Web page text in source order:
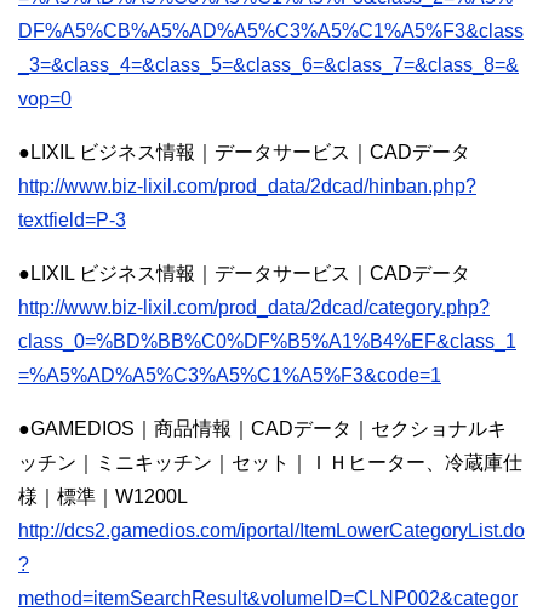
DF%A5%CB%A5%AD%A5%C3%A5%C1%A5%F3&class
_3=&class_4=&class_5=&class_6=&class_7=&class_8=&
vop=0
●LIXIL ビジネス情報｜データサービス｜CADデータ
http://www.biz-lixil.com/prod_data/2dcad/hinban.php?
textfield=P-3
●LIXIL ビジネス情報｜データサービス｜CADデータ
http://www.biz-lixil.com/prod_data/2dcad/category.php?
class_0=%BD%BB%C0%DF%B5%A1%B4%EF&class_1
=%A5%AD%A5%C3%A5%C1%A5%F3&code=1
●GAMEDIOS｜商品情報｜CADデータ｜セクショナルキ
ッチン｜ミニキッチン｜セット｜ＩＨヒーター、冷蔵庫仕
様｜標準｜W1200L
http://dcs2.gamedios.com/iportal/ItemLowerCategoryList.do
?
method=itemSearchResult&volumeID=CLNP002&categor